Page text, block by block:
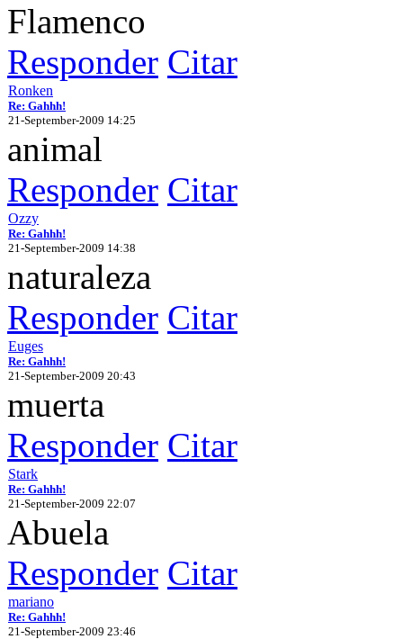
Flamenco
Responder Citar
Ronken
Re: Gahhh!
21-September-2009 14:25
animal
Responder Citar
Ozzy
Re: Gahhh!
21-September-2009 14:38
naturaleza
Responder Citar
Euges
Re: Gahhh!
21-September-2009 20:43
muerta
Responder Citar
Stark
Re: Gahhh!
21-September-2009 22:07
Abuela
Responder Citar
mariano
Re: Gahhh!
21-September-2009 23:46